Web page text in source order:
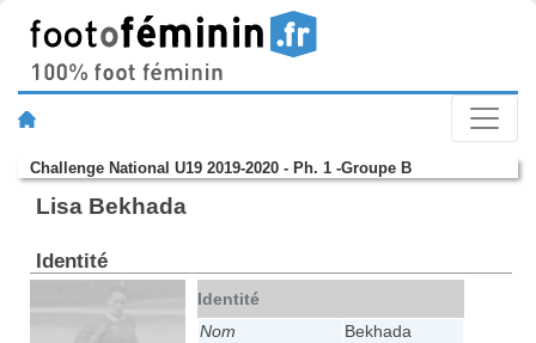
Challenge National U19 2019-2020 - Ph. 1 -Groupe B
Lisa Bekhada
Identité
Identité
Nom
Bekhada